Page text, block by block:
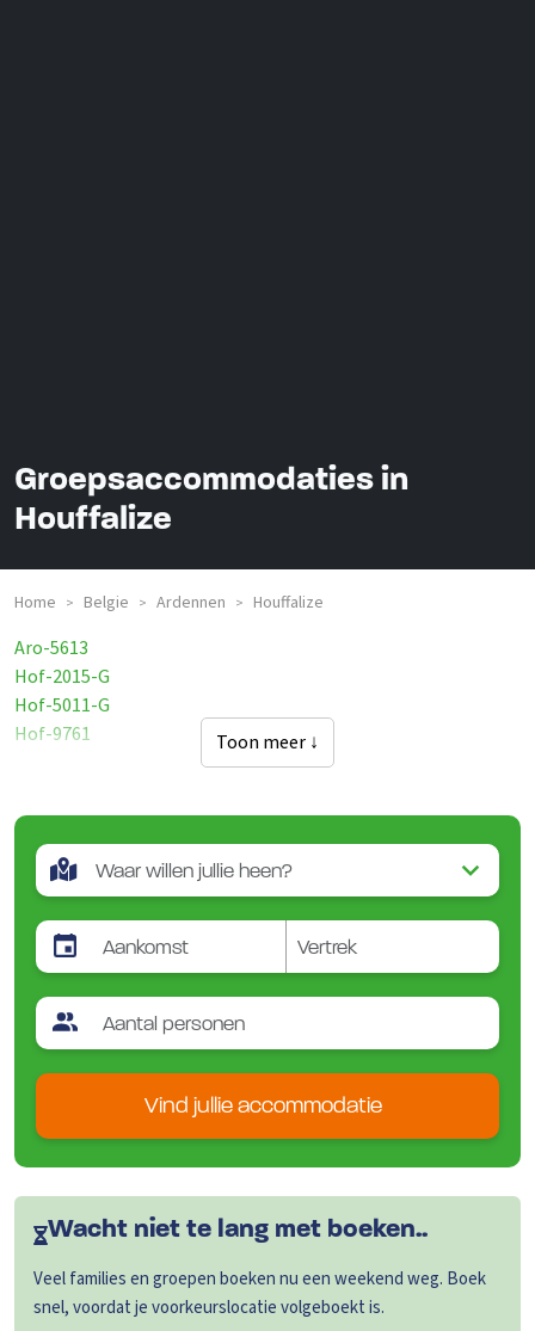
Groepsaccommodaties in
Houffalize
Home > Belgie > Ardennen > Houffalize
Aro-5613
Hof-2015-G
Hof-5011-G
Hof-9761
Toon meer ↓
Vind jullie accommodatie
Wacht niet te lang met boeken..
Veel families en groepen boeken nu een weekend weg. Boek
snel, voordat je voorkeurslocatie volgeboekt is.